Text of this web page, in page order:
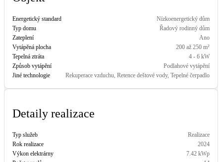
Energetický standard
Nízkoenergetický dům
Typ domu
Řadový rodinný dům
Zateplení
Ano
Vytápěná plocha
200 až 250 m²
Tepelná ztráta
4 - 6 kW
Způsob vytápění
Podlahové vytápění
Jiné technologie
Rekuperace vzduchu, Retence deštové vody, Tepelné čerpadlo
Detaily realizace
Typ služeb
Realizace
Rok realizace
2024
Výkon elektrárny
7.42 kWp